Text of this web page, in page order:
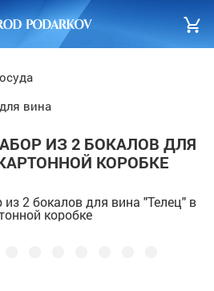
вина
ИЗ 2 БОКАЛОВ ДЛЯ
КОРОБКЕ